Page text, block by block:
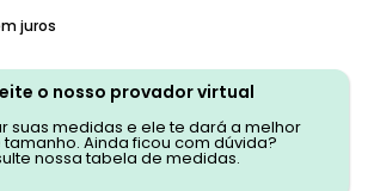
juros
o nosso provador virtual
suas medidas e ele te dará a melhor
Ainda ficou com dúvida?
nossa tabela de medidas.